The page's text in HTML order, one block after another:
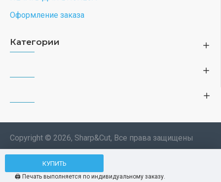
КУПИТЬ
🖨️ Печать выполняется по индивидуальному заказу.
Оформление заказа
Категории
Copyright © 2026, Sharp&Cut, Все права защищены
Типография. 🖨️ Печать всех
изделий по индивидуальному
заказу. Изображения —
Мы используем файлы cookie, чтобы вам
было удобнее пользоваться нашим сайтом.